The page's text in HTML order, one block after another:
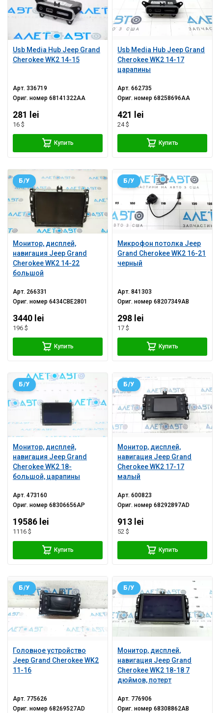
Usb Media Hub Jeep Grand
Cherokee WK2 14-15
Арт.336719
Ориг. номер68141322AA
281 lei
16 $
Купить
Usb Media Hub Jeep Grand
Cherokee WK2 14-17
царапины
Арт.662735
Ориг. номер68258696AA
421 lei
24 $
Купить
Монитор, дисплей,
навигация Jeep Grand
Cherokee WK2 14-22
большой
Б/У
Арт. 266331
Ориг. номер6434CBE2801
3440 lei
196 $
Купить
Микрофон потолка Jeep
Grand Cherokee WK2 16-21
черный
Б/У
Арт.841303
Ориг. номер68207349AB
298 lei
17 $
Купить
Монитор, дисплей,
навигация Jeep Grand
Cherokee WK2 18-
большой, царапины
Б/У
Арт.473160
Ориг. номер68306656AP
19586 lei
1116 $
Купить
Монитор, дисплей,
навигация Jeep Grand
Cherokee WK2 17-17
малый
Б/У
Арт.600823
Ориг. номер68292897AD
913 lei
52 $
Купить
Головное устройство
Jeep Grand Cherokee WK2
11-16
Б/У
Арт. 775626
Ориг. номер68269527AD
Монитор, дисплей,
навигация Jeep Grand
Cherokee WK2 18-18 7
дюймов, потерт
Б/У
Арт. 776906
Ориг. номер68308862AB